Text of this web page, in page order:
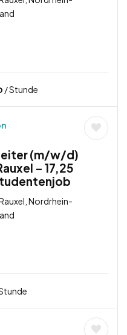
/ Stunde
(m/w/d)
– 17,25
Nordrhein-